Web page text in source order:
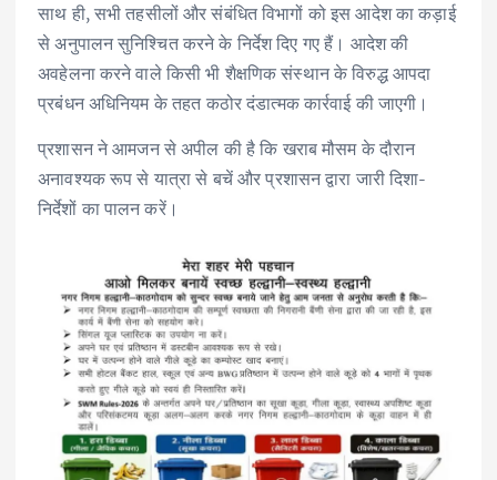
साथ ही, सभी तहसीलों और संबंधित विभागों को इस आदेश का कड़ाई
से अनुपालन सुनिश्चित करने के निर्देश दिए गए हैं। आदेश की
अवहेलना करने वाले किसी भी शैक्षणिक संस्थान के विरुद्ध आपदा
प्रबंधन अधिनियम के तहत कठोर दंडात्मक कार्रवाई की जाएगी।
प्रशासन ने आमजन से अपील की है कि खराब मौसम के दौरान
अनावश्यक रूप से यात्रा से बचें और प्रशासन द्वारा जारी दिशा-
निर्देशों का पालन करें।